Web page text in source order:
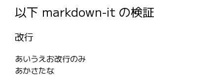
以下 markdown-it の検証
改行
あいうえお改行のみ
あかさたな